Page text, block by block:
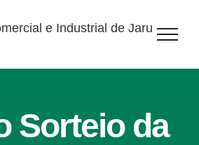
Sorteio da